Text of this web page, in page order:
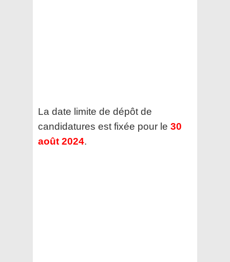
La date limite de dépôt de
candidatures est fixée pour le 30
août 2024.